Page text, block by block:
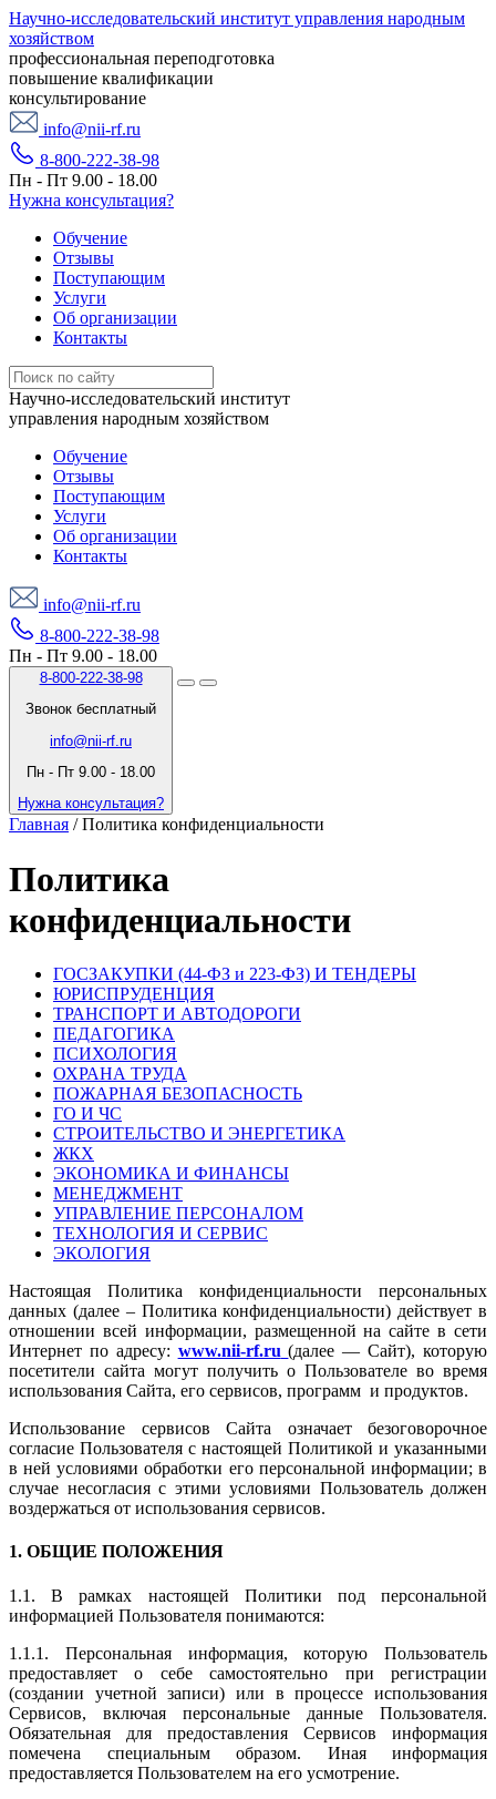
Научно-исследовательский институт управления народным
хозяйством
профессиональная переподготовка
повышение квалификации
консультирование
info@nii-rf.ru
8-800-222-38-98
Пн - Пт 9.00 - 18.00
Нужна консультация?
Обучение
Отзывы
Поступающим
Услуги
Об организации
Контакты
Научно-исследовательский институт
управления народным хозяйством
Обучение
Отзывы
Поступающим
Услуги
Об организации
Контакты
info@nii-rf.ru
8-800-222-38-98
Пн - Пт 9.00 - 18.00
8-800-222-38-98
Звонок бесплатный
info@nii-rf.ru
Пн - Пт 9.00 - 18.00
Нужна консультация?
Главная /Политика конфиденциальности
Политика
конфиденциальности
ГОСЗАКУПКИ (44-ФЗ и 223-ФЗ) И ТЕНДЕРЫ
ЮРИСПРУДЕНЦИЯ
ТРАНСПОРТ И АВТОДОРОГИ
ПЕДАГОГИКА
ПСИХОЛОГИЯ
ОХРАНА ТРУДА
ПОЖАРНАЯ БЕЗОПАСНОСТЬ
ГО И ЧС
СТРОИТЕЛЬСТВО И ЭНЕРГЕТИКА
ЖКХ
ЭКОНОМИКА И ФИНАНСЫ
МЕНЕДЖМЕНТ
УПРАВЛЕНИЕ ПЕРСОНАЛОМ
ТЕХНОЛОГИЯ И СЕРВИС
ЭКОЛОГИЯ
Настоящая Политика конфиденциальности персональных
данных (далее – Политика конфиденциальности) действует в
отношении всей информации, размещенной на сайте в сети
Интернет по адресу: www.nii-rf.ru (далее — Сайт), которую
посетители сайта могут получить о Пользователе во время
использования Сайта, его сервисов, программ и продуктов.
Использование сервисов Сайта означает безоговорочное
согласие Пользователя с настоящей Политикой и указанными
в ней условиями обработки его персональной информации; в
случае несогласия с этими условиями Пользователь должен
воздержаться от использования сервисов.
1. ОБЩИЕ ПОЛОЖЕНИЯ
1.1. В рамках настоящей Политики под персональной
информацией Пользователя понимаются:
1.1.1. Персональная информация, которую Пользователь
предоставляет о себе самостоятельно при регистрации
(создании учетной записи) или в процессе использования
Сервисов, включая персональные данные Пользователя.
Обязательная для предоставления Сервисов информация
помечена специальным образом. Иная информация
предоставляется Пользователем на его усмотрение.